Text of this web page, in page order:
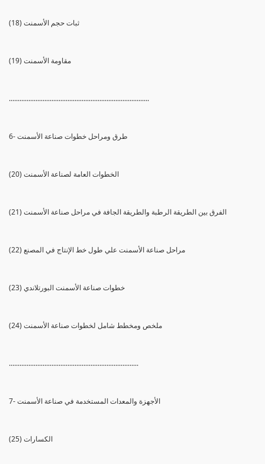
(18) ثبات حجم الأسمنت
(19) مقاومة الأسمنت
...............................................................................
6- طرق ومراحل خطوات صناعة الأسمنت
(20) الخطوات العامة لصناعة الأسمنت
(21) الفرق بين الطريقة الرطبة والطريقة الجافة في مراحل صناعة الأسمنت
(22) مراحل صناعة الأسمنت علي طول خط الإنتاج في المصنع
(23) خطوات صناعة الأسمنت البورتلاندي
(24) ملخص ومخطط شامل لخطوات صناعة الأسمنت
.........................................................................
7- الأجهزة والمعدات المستخدمة في صناعة الأسمنت
(25) الكسارات